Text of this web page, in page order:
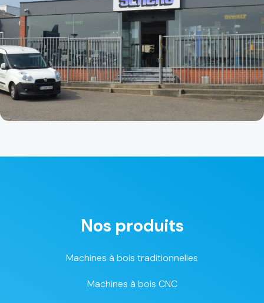
Nos produits
Machines à bois traditionnelles
Machines à bois CNC